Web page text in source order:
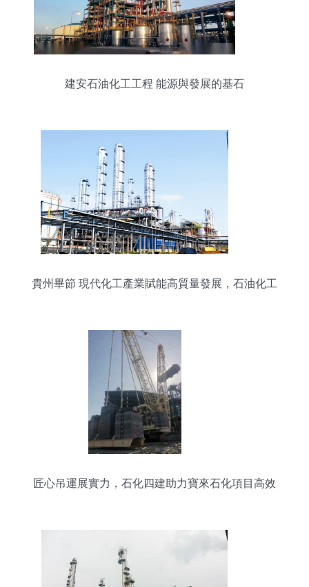
建安石油化工工程 能源與發展的基石
貴州畢節 現代化工產業賦能高質量發展，石油化工
匠心吊運展實力，石化四建助力寶來石化項目高效